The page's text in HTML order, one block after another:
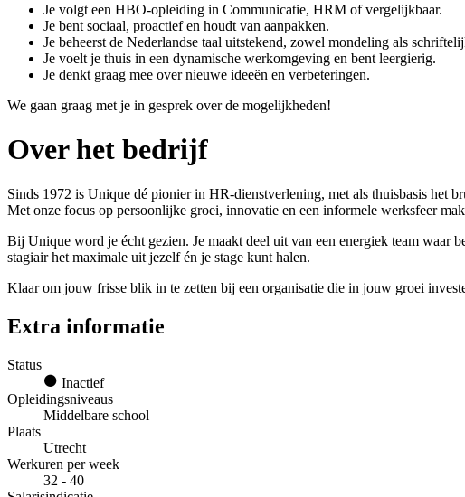
Je volgt een HBO-opleiding in Communicatie, HRM of vergelijkbaar.
Je bent sociaal, proactief en houdt van aanpakken.
Je beheerst de Nederlandse taal uitstekend, zowel mondeling als
Je voelt je thuis in een dynamische werkomgeving en bent leergierig.
Je denkt graag mee over nieuwe ideeën en verbeteringen.
We gaan graag met je in gesprek over de mogelijkheden!
Over het bedrijf
Sinds 1972 is Unique dé pionier in HR-dienstverlening, met als thuisbasis het
Met onze focus op persoonlijke groei, innovatie en een informele werksfeer
Bij Unique word je écht gezien. Je maakt deel uit van een energiek team
stagiair het maximale uit jezelf én je stage kunt halen.
Klaar om jouw frisse blik in te zetten bij een organisatie die in jouw groei
Extra informatie
Status
Inactief
Opleidingsniveaus
Middelbare school
Plaats
Utrecht
Werkuren per week
32 - 40